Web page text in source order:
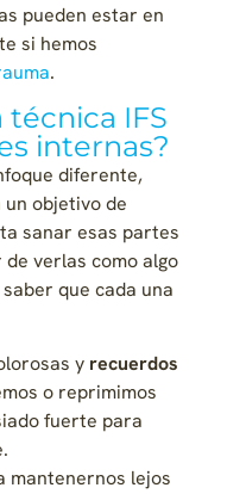
pueden estar en
si hemos
.
técnica IFS
internas?
diferente,
un objetivo de
sanar esas partes
verlas como algo
que cada una
y recuerdos
o reprimimos
fuerte para
mantenernos lejos